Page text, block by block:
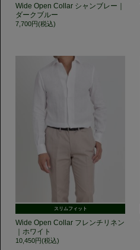
Wide Open Collar シャンブレー｜
ダークブルー
7,700円(税込)
スリムフィット
Wide Open Collar フレンチリネン
｜ホワイト
10,450円(税込)